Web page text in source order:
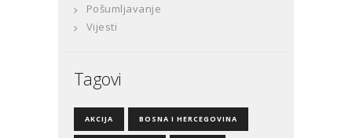
Pošumljavanje
Vijesti
Tagovi
AKCIJA BOSNA I HERCEGOVINA